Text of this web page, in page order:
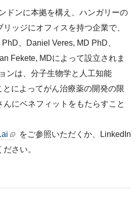
ドンに本拠を構え、ハンガリーの
ッジにオフィスを持つ企業で、
、Daniel Veres, MD PhD、
Fekete, MDによって設立されま
ンは、分子生物学と人工知能
とによってがん治療薬の開発の限
にベネフィットをもたらすこと
をご参照いただくか、LinkedIn
さい。